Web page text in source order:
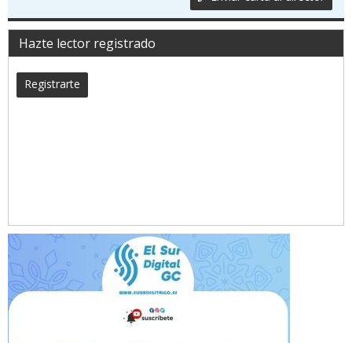
Hazte lector registrado
Registrarte